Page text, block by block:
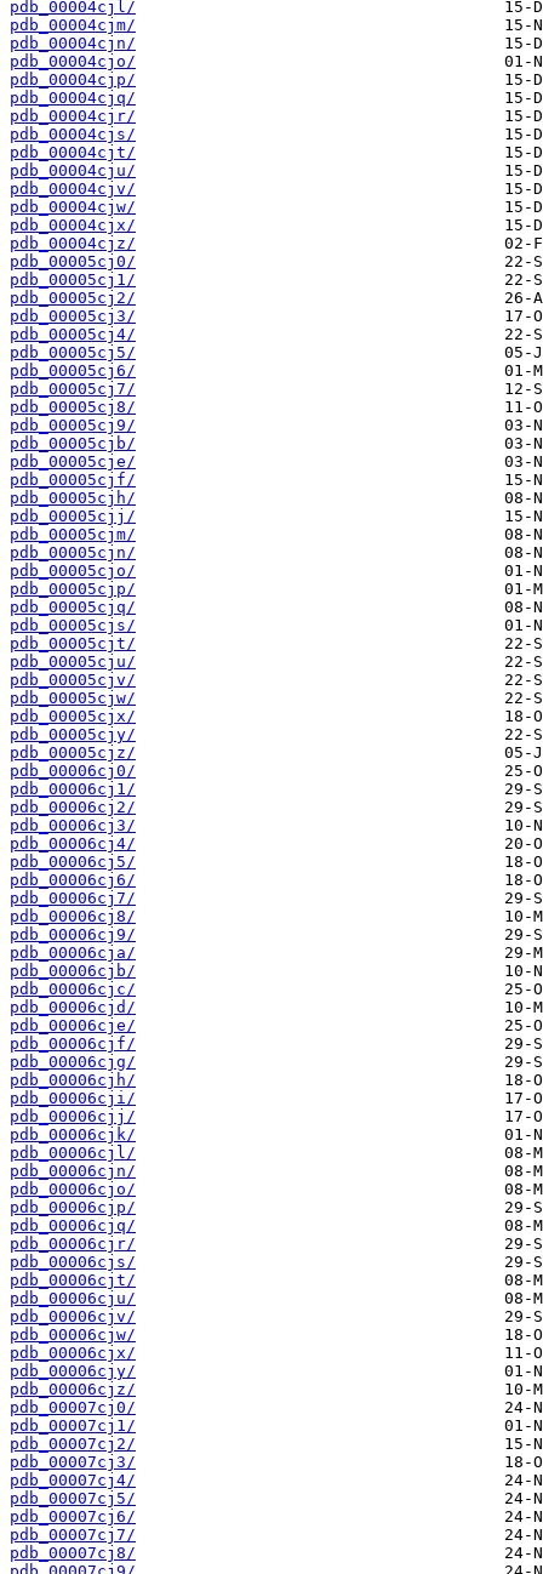
pdb_00004cjl/
pdb_00004cjm/
pdb_00004cjn/
pdb_00004cjo/
pdb_00004cjp/
pdb_00004cjq/
pdb_00004cjr/
pdb_00004cjs/
pdb_00004cjt/
pdb_00004cju/
pdb_00004cjv/
pdb_00004cjw/
pdb_00004cjx/
pdb_00004cjz/
pdb_00005cj0/
pdb_00005cj1/
pdb_00005cj2/
pdb_00005cj3/
pdb_00005cj4/
pdb_00005cj5/
pdb_00005cj6/
pdb_00005cj7/
pdb_00005cj8/
pdb_00005cj9/
pdb_00005cjb/
pdb_00005cje/
pdb_00005cjf/
pdb_00005cjh/
pdb_00005cjj/
pdb_00005cjm/
pdb_00005cjn/
pdb_00005cjo/
pdb_00005cjp/
pdb_00005cjq/
pdb_00005cjs/
pdb_00005cjt/
pdb_00005cju/
pdb_00005cjv/
pdb_00005cjw/
pdb_00005cjx/
pdb_00005cjy/
pdb_00005cjz/
pdb_00006cj0/
pdb_00006cj1/
pdb_00006cj2/
pdb_00006cj3/
pdb_00006cj4/
pdb_00006cj5/
pdb_00006cj6/
pdb_00006cj7/
pdb_00006cj8/
pdb_00006cj9/
pdb_00006cja/
pdb_00006cjb/
pdb_00006cjc/
pdb_00006cjd/
pdb_00006cje/
pdb_00006cjf/
pdb_00006cjg/
pdb_00006cjh/
pdb_00006cji/
pdb_00006cjj/
pdb_00006cjk/
pdb_00006cjl/
pdb_00006cjn/
pdb_00006cjo/
pdb_00006cjp/
pdb_00006cjq/
pdb_00006cjr/
pdb_00006cjs/
pdb_00006cjt/
pdb_00006cju/
pdb_00006cjv/
pdb_00006cjw/
pdb_00006cjx/
pdb_00006cjy/
pdb_00006cjz/
pdb_00007cj0/
pdb_00007cj1/
pdb_00007cj2/
pdb_00007cj3/
pdb_00007cj4/
pdb_00007cj5/
pdb_00007cj6/
pdb_00007cj7/
pdb_00007cj8/